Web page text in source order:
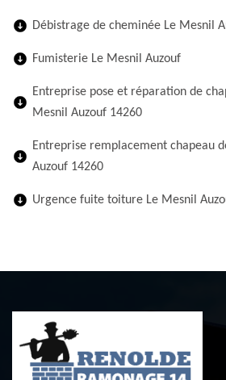
Débistrage de cheminée Le Mesnil
Fumisterie Le Mesnil Auzouf
Entreprise pose et réparation de
Mesnil Auzouf 14260
Entreprise remplacement chapeau
Auzouf 14260
Urgence fuite toiture Le Mesnil